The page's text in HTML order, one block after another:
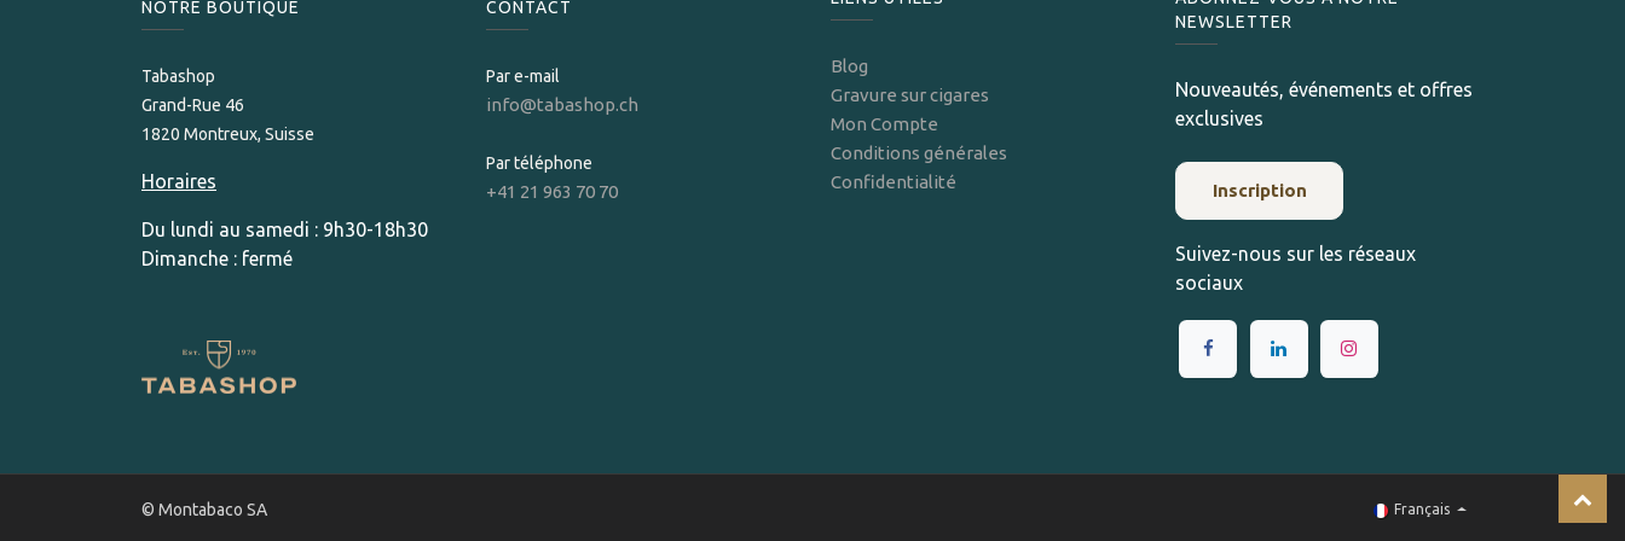
NOTRE BOUTIQUE
Tabashop
Grand-Rue 46
1820 Montreux, Suisse
Horaires
Du lundi au samedi : 9h30-18h30
Dimanche : fermé
CONTACT
Par e-mail
info@tabashop.ch
Par téléphone
+41 21 963 70 70
Blog
Gravure sur cigares
Mon Compte
Conditions générales
Confidentialité
NEWSLETTER
Nouveautés, événements et offres
exclusives
Inscription
Suivez-nous sur les réseaux
sociaux
© Montabaco SA Français